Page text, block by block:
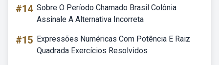
#14 Sobre O Período Chamado Brasil Colônia
Assinale A Alternativa Incorreta
#15 Expressões Numéricas Com Potência E Raiz
Quadrada Exercícios Resolvidos